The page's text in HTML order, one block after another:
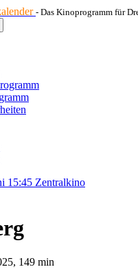
- Das Kinoprogramm für
15:45 Zentralkino
149 min